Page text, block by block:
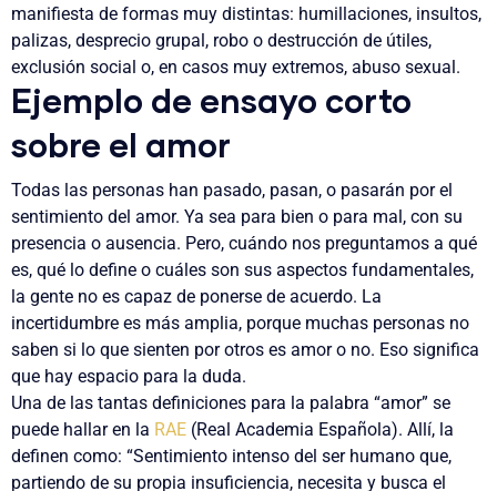
manifiesta de formas muy distintas: humillaciones, insultos,
palizas, desprecio grupal, robo o destrucción de útiles,
exclusión social o, en casos muy extremos, abuso sexual.
Ejemplo de ensayo corto
sobre el amor
Todas las personas han pasado, pasan, o pasarán por el
sentimiento del amor. Ya sea para bien o para mal, con su
presencia o ausencia. Pero, cuándo nos preguntamos a qué
es, qué lo define o cuáles son sus aspectos fundamentales,
la gente no es capaz de ponerse de acuerdo. La
incertidumbre es más amplia, porque muchas personas no
saben si lo que sienten por otros es amor o no. Eso significa
que hay espacio para la duda.
Una de las tantas definiciones para la palabra “amor” se
puede hallar en la RAE (Real Academia Española). Allí, la
definen como: “Sentimiento intenso del ser humano que,
partiendo de su propia insuficiencia, necesita y busca el